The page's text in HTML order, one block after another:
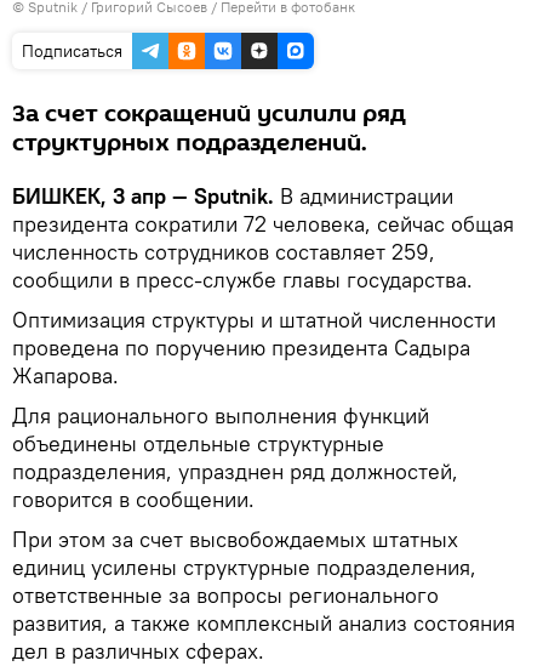
© Sputnik / Григорий Сысоев / Перейти в фотобанк
Подписаться
За счет сокращений усилили ряд
структурных подразделений.
БИШКЕК, 3 апр — Sputnik. В администрации
президента сократили 72 человека, сейчас общая
численность сотрудников составляет 259,
сообщили в пресс-службе главы государства.
Оптимизация структуры и штатной численности
проведена по поручению президента Садыра
Жапарова.
Для рационального выполнения функций
объединены отдельные структурные
подразделения, упразднен ряд должностей,
говорится в сообщении.
При этом за счет высвобождаемых штатных
единиц усилены структурные подразделения,
ответственные за вопросы регионального
развития, а также комплексный анализ состояния
дел в различных сферах.